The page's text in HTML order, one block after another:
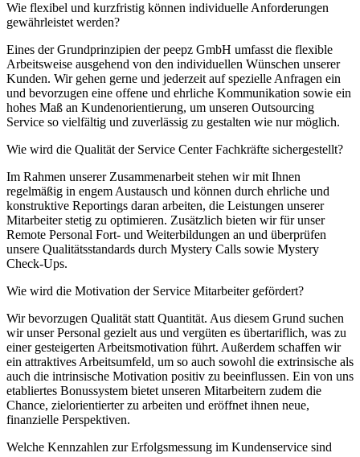
Wie flexibel und kurzfristig können individuelle Anforderungen
gewährleistet werden?
Eines der Grundprinzipien der peepz GmbH umfasst die flexible
Arbeitsweise ausgehend von den individuellen Wünschen unserer
Kunden. Wir gehen gerne und jederzeit auf spezielle Anfragen ein
und bevorzugen eine offene und ehrliche Kommunikation sowie ein
hohes Maß an Kundenorientierung, um unseren Outsourcing
Service so vielfältig und zuverlässig zu gestalten wie nur möglich.
Wie wird die Qualität der Service Center Fachkräfte sichergestellt?
Im Rahmen unserer Zusammenarbeit stehen wir mit Ihnen
regelmäßig in engem Austausch und können durch ehrliche und
konstruktive Reportings daran arbeiten, die Leistungen unserer
Mitarbeiter stetig zu optimieren. Zusätzlich bieten wir für unser
Remote Personal Fort- und Weiterbildungen an und überprüfen
unsere Qualitätsstandards durch Mystery Calls sowie Mystery
Check-Ups.
Wie wird die Motivation der Service Mitarbeiter gefördert?
Wir bevorzugen Qualität statt Quantität. Aus diesem Grund suchen
wir unser Personal gezielt aus und vergüten es übertariflich, was zu
einer gesteigerten Arbeitsmotivation führt. Außerdem schaffen wir
ein attraktives Arbeitsumfeld, um so auch sowohl die extrinsische als
auch die intrinsische Motivation positiv zu beeinflussen. Ein von uns
etabliertes Bonussystem bietet unseren Mitarbeitern zudem die
Chance, zielorientierter zu arbeiten und eröffnet ihnen neue,
finanzielle Perspektiven.
Welche Kennzahlen zur Erfolgsmessung im Kundenservice sind